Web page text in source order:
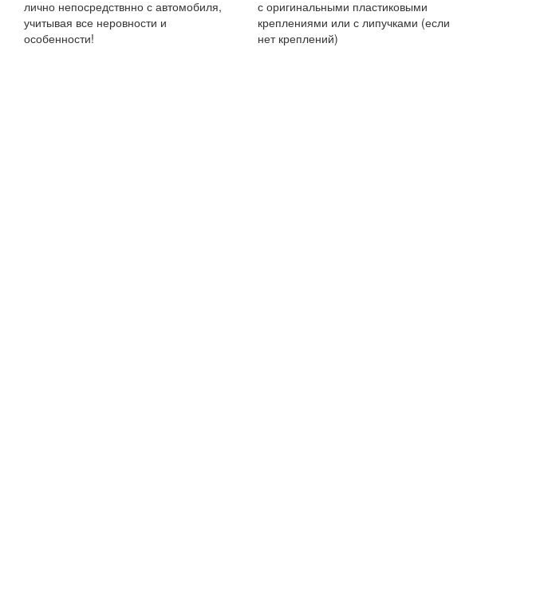
лично непосредствнно с автомобиля,
учитывая все неровности и
особенности!
с оригинальными пластиковыми
креплениями или с липучками (если
нет креплений)